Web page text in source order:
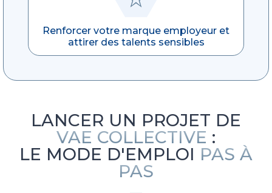
Renforcer votre marque employeur et
attirer des talents sensibles
LANCER UN PROJET DE
VAE COLLECTIVE :
LE MODE D'EMPLOI PAS À
PAS